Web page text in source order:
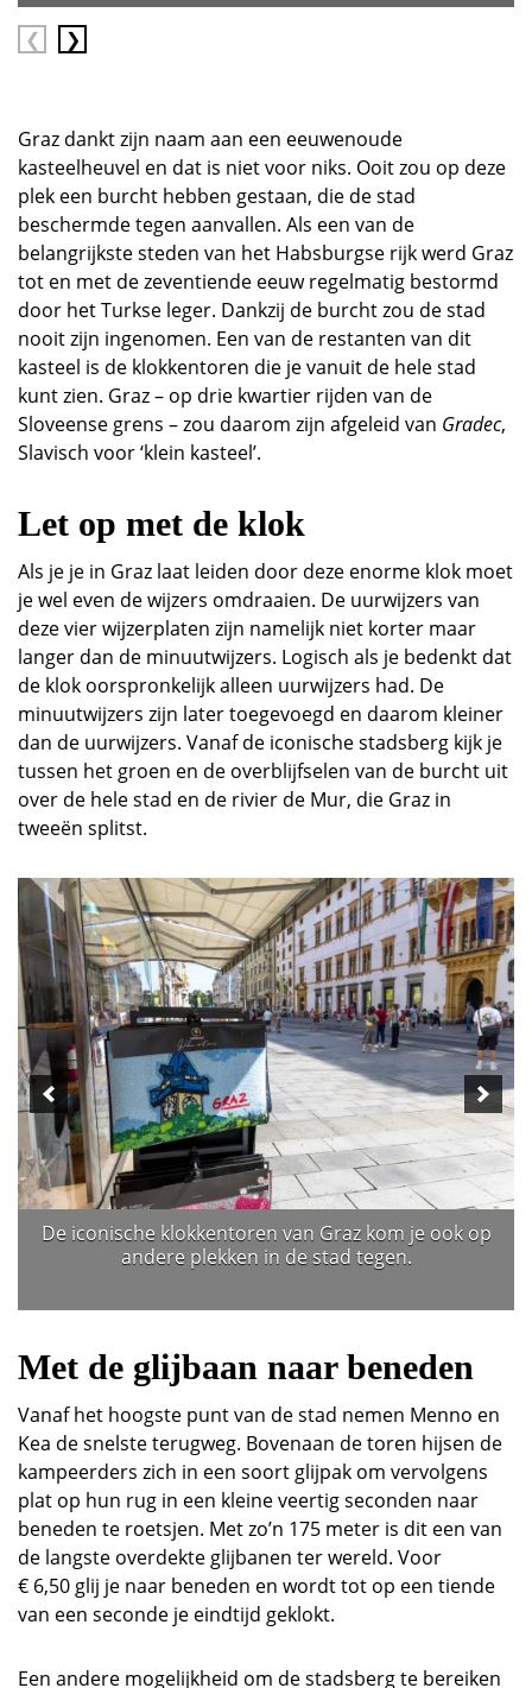
Graz dankt zijn naam aan een eeuwenoude
kasteelheuvel en dat is niet voor niks. Ooit zou op deze
plek een burcht hebben gestaan, die de stad
beschermde tegen aanvallen. Als een van de
belangrijkste steden van het Habsburgse rijk werd Graz
tot en met de zeventiende eeuw regelmatig bestormd
door het Turkse leger. Dankzij de burcht zou de stad
nooit zijn ingenomen. Een van de restanten van dit
kasteel is de klokkentoren die je vanuit de hele stad
kunt zien. Graz – op drie kwartier rijden van de
Sloveense grens – zou daarom zijn afgeleid van Gradec,
Slavisch voor ‘klein kasteel’.
Let op met de klok
Als je je in Graz laat leiden door deze enorme klok moet
je wel even de wijzers omdraaien. De uurwijzers van
deze vier wijzerplaten zijn namelijk niet korter maar
langer dan de minuutwijzers. Logisch als je bedenkt dat
de klok oorspronkelijk alleen uurwijzers had. De
minuutwijzers zijn later toegevoegd en daarom kleiner
dan de uurwijzers. Vanaf de iconische stadsberg kijk je
tussen het groen en de overblijfselen van de burcht uit
over de hele stad en de rivier de Mur, die Graz in
tweeën splitst.
De iconische klokkentoren van Graz kom je ook op
andere plekken in de stad tegen.
Met de glijbaan naar beneden
Vanaf het hoogste punt van de stad nemen Menno en
Kea de snelste terugweg. Bovenaan de toren hijsen de
kampeerders zich in een soort glijpak om vervolgens
plat op hun rug in een kleine veertig seconden naar
beneden te roetsjen. Met zo’n 175 meter is dit een van
de langste overdekte glijbanen ter wereld. Voor
€ 6,50 glij je naar beneden en wordt tot op een tiende
van een seconde je eindtijd geklokt.
Een andere mogelijkheid om de stadsberg te bereiken